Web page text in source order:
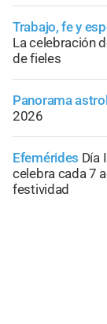
Trabajo, fe y
La celebración
de fieles
Panorama
2026
Efemérides Día
celebra cada 7
festividad